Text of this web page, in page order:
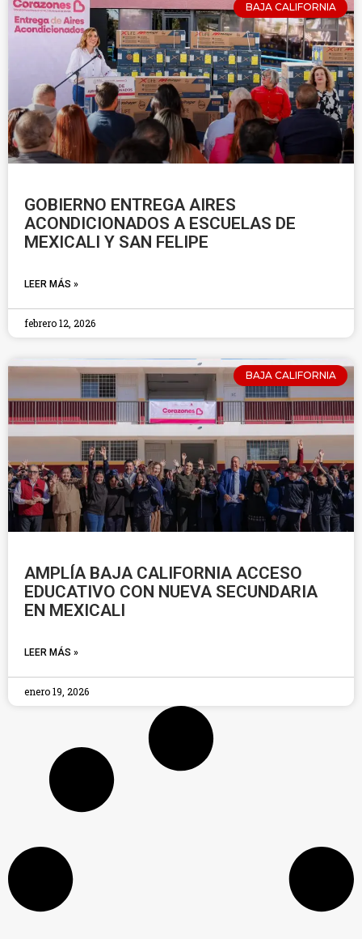
BAJA CALIFORNIA
GOBIERNO ENTREGA AIRES
ACONDICIONADOS A ESCUELAS DE
MEXICALI Y SAN FELIPE
LEER MÁS »
febrero 12, 2026
BAJA CALIFORNIA
AMPLÍA BAJA CALIFORNIA ACCESO
EDUCATIVO CON NUEVA SECUNDARIA
EN MEXICALI
LEER MÁS »
enero 19, 2026